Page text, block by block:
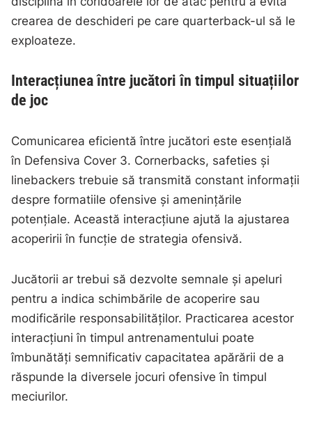
crearea de deschideri pe care quarterback-ul să le
exploateze.
Interacțiunea între jucători în timpul situațiilor
de joc
Comunicarea eficientă între jucători este esențială
în Defensiva Cover 3. Cornerbacks, safeties și
linebackers trebuie să transmită constant informații
despre formatiile ofensive și amenințările
potențiale. Această interacțiune ajută la ajustarea
acoperirii în funcție de strategia ofensivă.
Jucătorii ar trebui să dezvolte semnale și apeluri
pentru a indica schimbările de acoperire sau
modificările responsabilităților. Practicarea acestor
interacțiuni în timpul antrenamentului poate
îmbunătăți semnificativ capacitatea apărării de a
răspunde la diversele jocuri ofensive în timpul
meciurilor.